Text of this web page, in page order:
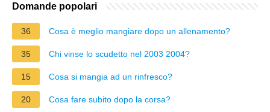
Domande popolari
36 Cosa è meglio mangiare dopo un allenamento?
35 Chi vinse lo scudetto nel 2003 2004?
15 Cosa si mangia ad un rinfresco?
20 Cosa fare subito dopo la corsa?